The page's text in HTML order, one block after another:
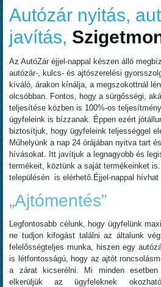
Autózár nyitás,
javítás,
Az AutóZár éjjel-nappal készen álló
autózár-, kulcs- és ajtószerelési
kíváló, árakon kínálja, a megszokottnál
olcsóbban. Fontos, hogy a sürgősségi,
teljesítése közben is 100%-os
ügyfeleink is bízzanak. Éppen ezért
biztosítjuk, hogy ügyfeleink teljességgel
Műhelyünk a nap 24 órájában nyitva tart
hívásokat. Itt javítjuk a legnagyobb és
termékeit, köztünk a saját termékeinket
településén is elérhető.Éjjel-nappal hívhat
„Ajtómentés”
Legfontosabb célunk, hogy ügyfelünk
ne tudjon kifogást találni az általunk
felelősségteljes munka, hiszen egy
is létfontosságú, hogy az ajtót
a zárat kicserélni. Mi minden
elkerüljük az ügyfeleknek